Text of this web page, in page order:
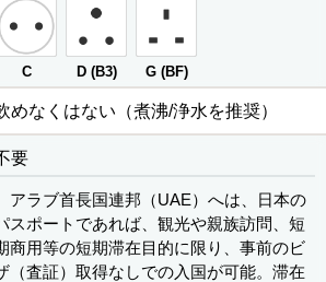
C D (B3) G (BF)
めなくはない（煮沸/浄水を推奨）
要
アラブ首長国連邦（UAE）へは、日本の
スポートであれば、観光や親族訪問、短
商用等の短期滞在目的に限り、事前のビ
（査証）取得なしでの入国が可能。滞在